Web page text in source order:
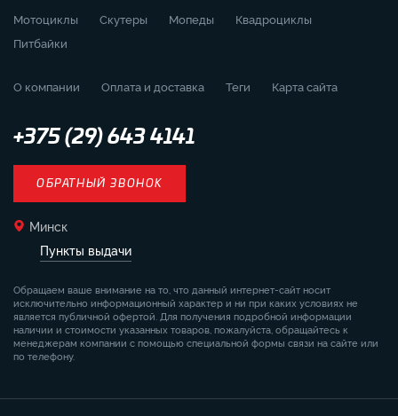
Мотоциклы Скутеры Мопеды
Квадроциклы
Питбайки
О компании Оплата и доставка Теги Карта сайта
+375 (29) 643 4141
ОБРАТНЫЙ ЗВОНОК
Минск
Пункты выдачи
Обращаем ваше внимание на то, что данный интернет-сайт носит
исключительно информационный характер и ни при каких условиях не
является публичной офертой. Для получения подробной информации
наличии и стоимости указанных товаров, пожалуйста, обращайтесь к
менеджерам компании с помощью специальной формы связи на сайте или
по телефону.